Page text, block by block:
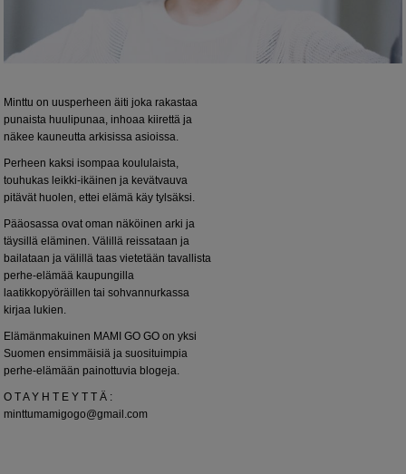
Minttu on uusperheen äiti joka rakastaa
punaista huulipunaa, inhoaa kiirettä ja
näkee kauneutta arkisissa asioissa.
Perheen kaksi isompaa koululaista,
touhukas leikki-ikäinen ja kevätvauva
pitävät huolen, ettei elämä käy tylsäksi.
Pääosassa ovat oman näköinen arki ja
täysillä eläminen. Välillä reissataan ja
bailataan ja välillä taas vietetään tavallista
perhe-elämää kaupungilla
laatikkopyöräillen tai sohvannurkassa
kirjaa lukien.
Elämänmakuinen MAMI GO GO on yksi
Suomen ensimmäisiä ja suosituimpia
perhe-elämään painottuvia blogeja.
O T A Y H T E Y T T Ä :
minttumamigogo@gmail.com